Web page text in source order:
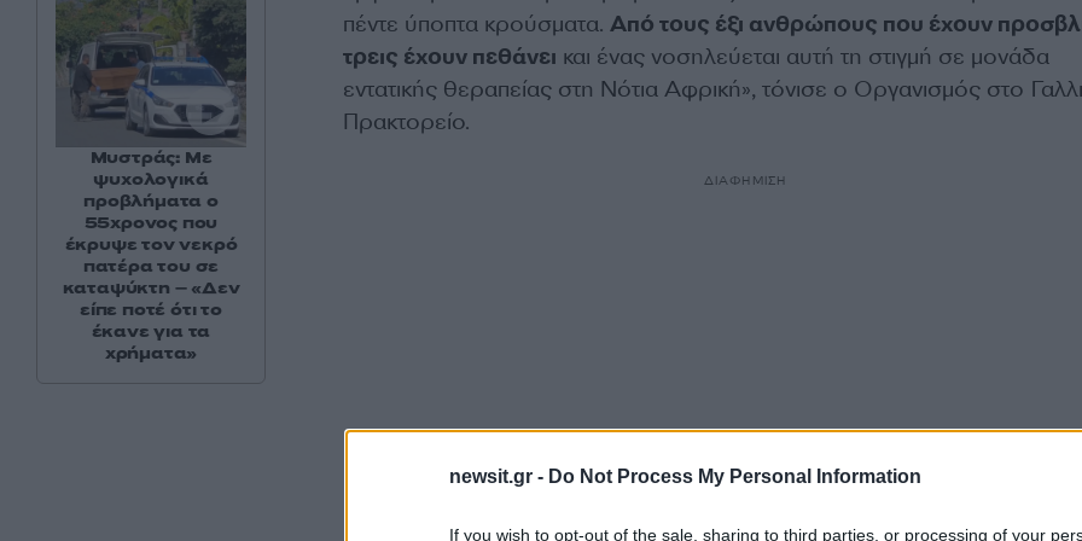
newsit.gr - Do Not Process My Personal Information
If you wish to opt-out of the sale, sharing to third parties, or processing of your
πέντε ύποπτα κρούσματα. Από τους έξι ανθρώπους που έχουν
τρεις έχουν πεθάνει και ένας νοσηλεύεται αυτή τη στιγμή σε μονάδα
εντατικής θεραπείας στη Νότια Αφρική», τόνισε ο Οργανισμός στο
Πρακτορείο.
ΔΙΑΦΗΜΙΣΗ
Μυστράς: Με
ψυχολογικά
προβλήματα ο
55χρονος που
έκρυψε τον νεκρό
πατέρα του σε
καταψύκτη – «Δεν
είπε ποτέ ότι το
έκανε για τα
χρήματα»